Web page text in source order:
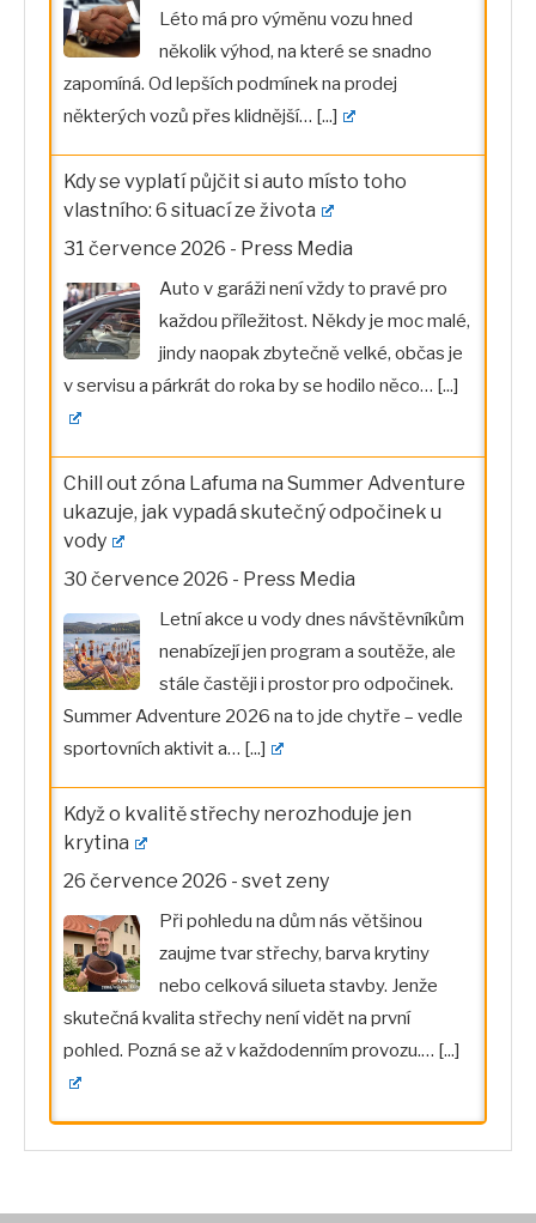
Léto má pro výměnu vozu hned
několik výhod, na které se snadno
zapomíná. Od lepších podmínek na prodej
některých vozů přes klidnější… [...]
Kdy se vyplatí půjčit si auto místo toho
vlastního: 6 situací ze života
31 července 2026 - Press Media
Auto v garáži není vždy to pravé pro
každou příležitost. Někdy je moc malé,
jindy naopak zbytečně velké, občas je
v servisu a párkrát do roka by se hodilo něco… [...]
Chill out zóna Lafuma na Summer Adventure
ukazuje, jak vypadá skutečný odpočinek u
vody
30 července 2026 - Press Media
Letní akce u vody dnes návštěvníkům
nenabízejí jen program a soutěže, ale
stále častěji i prostor pro odpočinek.
Summer Adventure 2026 na to jde chytře – vedle
sportovních aktivit a… [...]
Když o kvalitě střechy nerozhoduje jen
krytina
26 července 2026 - svet zeny
Při pohledu na dům nás většinou
zaujme tvar střechy, barva krytiny
nebo celková silueta stavby. Jenže
skutečná kvalita střechy není vidět na první
pohled. Pozná se až v každodenním provozu.… [...]